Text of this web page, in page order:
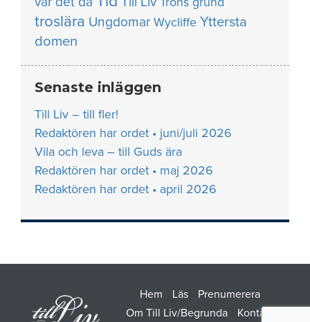
troslära Ungdomar Wycliffe Yttersta
domen
Senaste inläggen
Till Liv – till fler!
Redaktören har ordet • juni/juli 2026
Vila och leva – till Guds ära
Redaktören har ordet • maj 2026
Redaktören har ordet • april 2026
Hem Läs
Prenumerera
Om Till Liv/Begrunda
Kontakt